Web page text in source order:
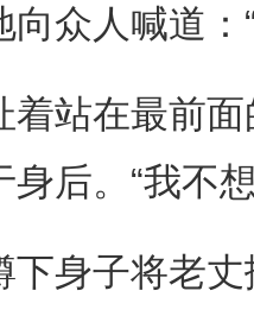
人喊道：“
站在最前面
后。“我不
子将老丈